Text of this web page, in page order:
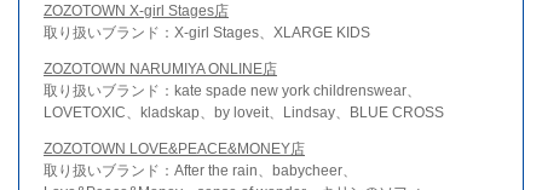
ZOZOTOWN X-girl Stages店
取り扱いブランド：X-girl Stages、XLARGE KIDS
ZOZOTOWN NARUMIYA ONLINE店
取り扱いブランド：kate spade new york childrenswear、
LOVETOXIC、kladskap、by loveit、Lindsay、BLUE CROSS
ZOZOTOWN LOVE&PEACE&MONEY店
取り扱いブランド：After the rain、babycheer、